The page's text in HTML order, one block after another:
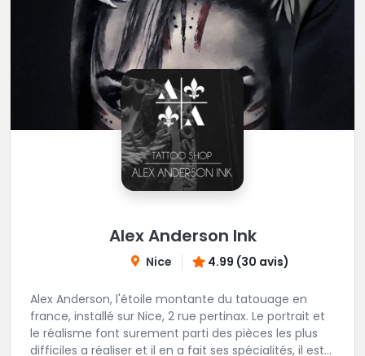
Alex Anderson Ink
Nice 4.99 (30 avis)
Alex Anderson, l'étoile montante du tatouage en
france, installé sur Nice, 2 rue pertinax. Le portrait et
le réalisme font surement parti des pièces les plus
difficiles a réaliser et il en a fait ses spécialités, il est